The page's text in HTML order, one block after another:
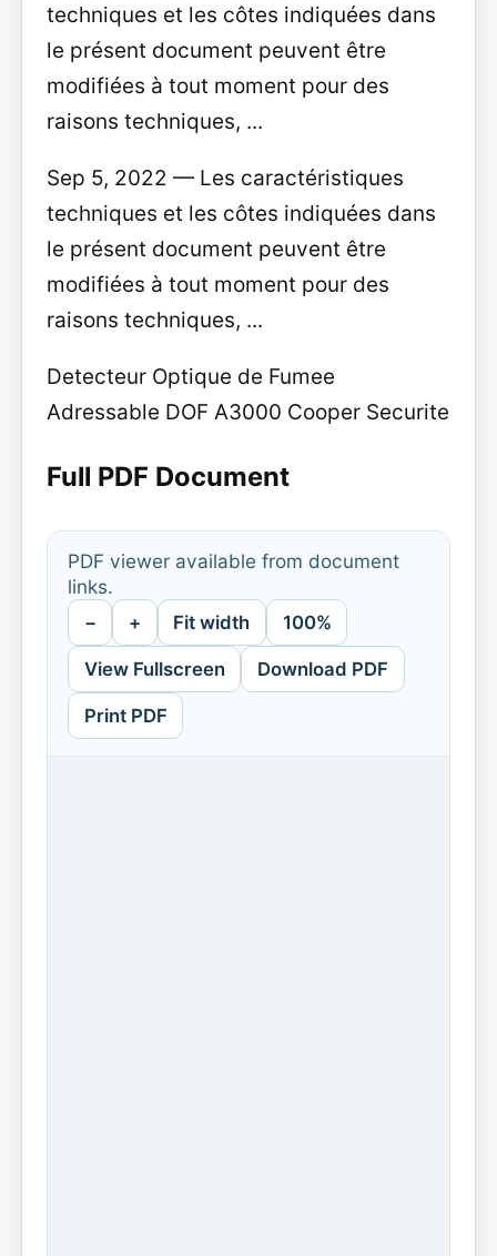
techniques et les côtes indiquées dans
le présent document peuvent être
modifiées à tout moment pour des
raisons techniques, ...
Sep 5, 2022 — Les caractéristiques
techniques et les côtes indiquées dans
le présent document peuvent être
modifiées à tout moment pour des
raisons techniques, ...
Detecteur Optique de Fumee
Adressable DOF A3000 Cooper Securite
Full PDF Document
PDF viewer available from document
links.
− + Fit width 100%
View Fullscreen Download PDF
Print PDF